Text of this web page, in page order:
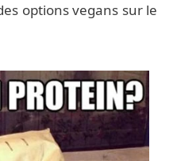
options vegans sur le